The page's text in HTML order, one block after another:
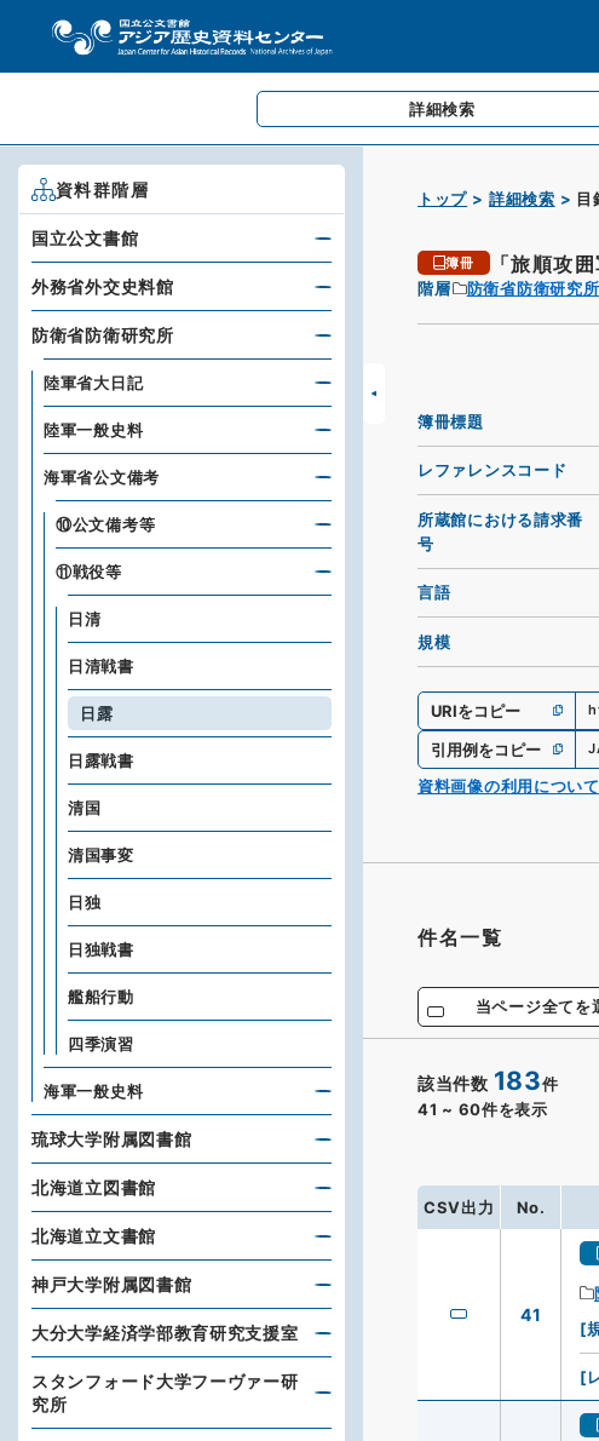
詳細検索
トップ 詳細検索 目
簿冊 「旅順攻
階層 防衛省防衛研究所
簿冊標題
レファレンスコード
所蔵館における請求番
号
言語
規模
URIをコピー
引用例をコピー
資料画像の利用について
件名一覧
当ページ全てを
該当件数 183件
41 ~ 60件を表示
CSV出力 No.
41
[
[
資料群階層
国立公文書館
外務省外交史料館
防衛省防衛研究所
陸軍省大日記
陸軍一般史料
海軍省公文備考
⑩公文備考等
⑪戦役等
日清
日清戦書
日露
日露戦書
清国
清国事変
日独
日独戦書
艦船行動
四季演習
海軍一般史料
琉球大学附属図書館
北海道立図書館
北海道立文書館
神戸大学附属図書館
大分大学経済学部教育研究支援室
スタンフォード大学フーヴァー研
究所